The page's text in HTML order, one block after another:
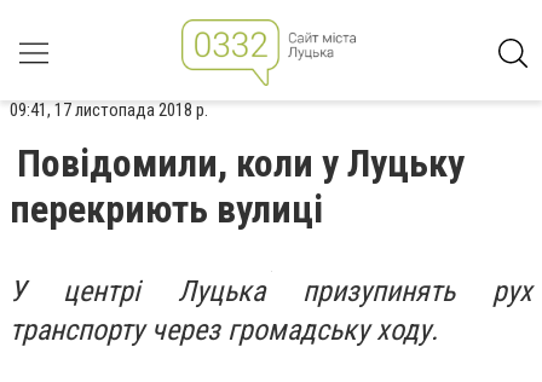
09:41, 17 листопада 2018 р.
Повідомили, коли у Луцьку
перекриють вулиці
У центрі Луцька призупинять рух
транспорту через громадську ходу.